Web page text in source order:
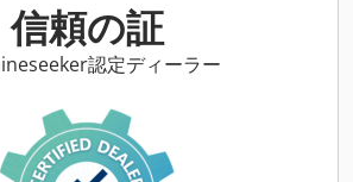
信頼の証
認定ディーラー